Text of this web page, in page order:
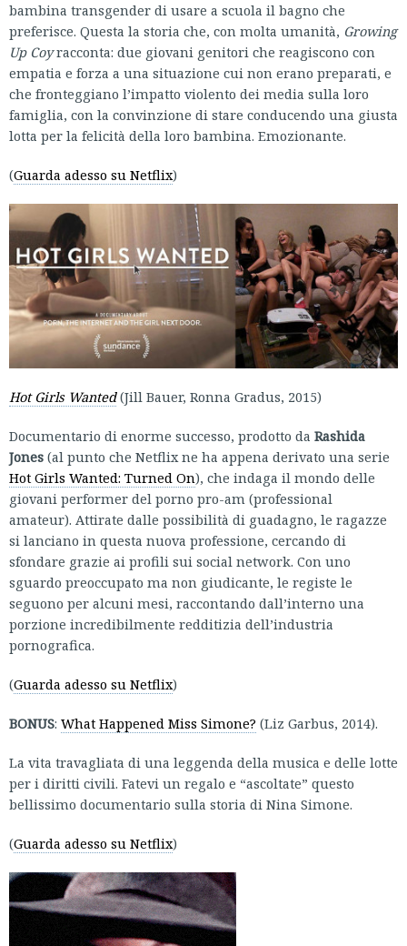
bambina transgender di usare a scuola il bagno che
preferisce. Questa la storia che, con molta umanità, Growing
Up Coyracconta: due giovani genitori che reagiscono con
empatia e forza a una situazione cui non erano preparati, e
che fronteggiano l’impatto violento dei media sulla loro
famiglia, con la convinzione di stare conducendo una giusta
lotta per la felicità della loro bambina. Emozionante.
(Guarda adesso su Netflix)
Hot Girls Wanted(Jill Bauer, Ronna Gradus, 2015)
Documentario di enorme successo, prodotto da Rashida
Jones (al punto che Netflix ne ha appena derivato una serie
Hot Girls Wanted: Turned On), che indaga il mondo delle
giovani performer del porno pro-am (professional
amateur). Attirate dalle possibilità di guadagno, le ragazze
si lanciano in questa nuova professione, cercando di
sfondare grazie ai profili sui social network. Con uno
sguardo preoccupato ma non giudicante, le registe le
seguono per alcuni mesi, raccontando dall’interno una
porzione incredibilmente redditizia dell’industria
pornografica.
(Guarda adesso su Netflix)
BONUS: What Happened Miss Simone? (Liz Garbus, 2014).
La vita travagliata di una leggenda della musica e delle lotte
per i diritti civili. Fatevi un regalo e “ascoltate” questo
bellissimo documentario sulla storia di Nina Simone.
(Guarda adesso su Netflix)